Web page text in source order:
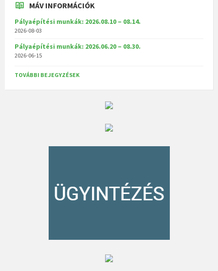
MÁV INFORMÁCIÓK
Pályaépítési munkák: 2026.08.10 – 08.14.
2026-08-03
Pályaépítési munkák: 2026.06.20 – 08.30.
2026-06-15
TOVÁBBI BEJEGYZÉSEK